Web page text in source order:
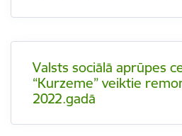
Valsts sociālā aprūpes
“Kurzeme” veiktie
2022.gadā